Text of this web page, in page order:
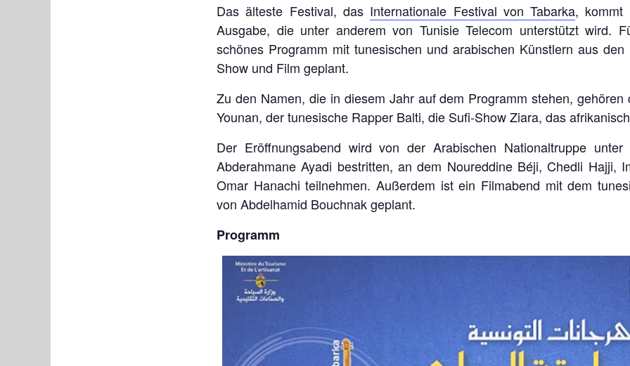
Das älteste Festival, das Internationale Festival von Tabarka, kommt
Ausgabe, die unter anderem von Tunisie Telecom unterstützt wird.
schönes Programm mit tunesischen und arabischen Künstlern aus
Show und Film geplant.
Zu den Namen, die in diesem Jahr auf dem Programm stehen,
Younan, der tunesische Rapper Balti, die Sufi-Show Ziara, das
Der Eröffnungsabend wird von der Arabischen Nationaltruppe
Abderahmane Ayadi bestritten, an dem Noureddine Béji, Chedli Hajji,
Omar Hanachi teilnehmen. Außerdem ist ein Filmabend mit dem
von Abdelhamid Bouchnak geplant.
Programm